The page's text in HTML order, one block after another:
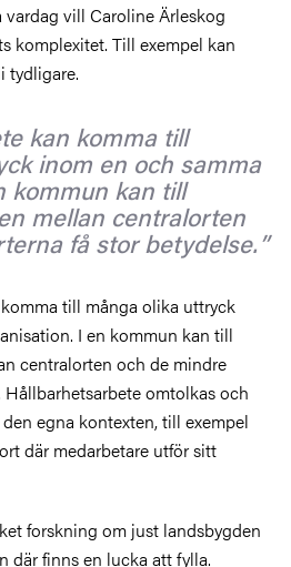
vill Caroline Ärleskog
komplexitet. Till exempel kan
tydligare.
kan komma till
inom en och samma
kommun kan till
mellan centralorten
få stor betydelse.
till många olika uttryck
I en kommun kan till
centralorten och de mindre
omtolkas och
egna kontexten, till exempel
där medarbetare utför sitt
forskning om just landsbygden
där finns en lucka att fylla.